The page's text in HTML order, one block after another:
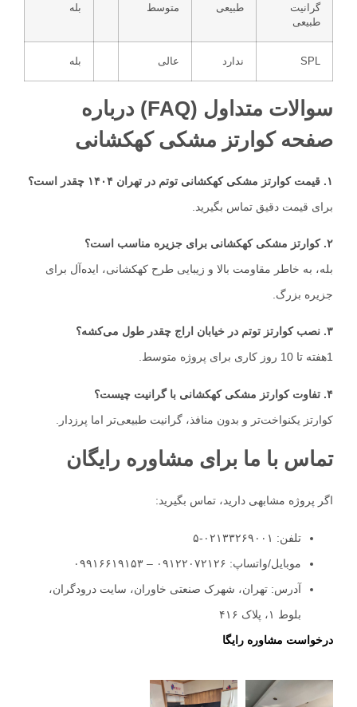
گرانیت
طبیعی
طبیعی متوسط بله
SPL ندارد عالی بله
سوالات متداول (FAQ) درباره
صفحه کوارتز مشکی کهکشانی
۱. قیمت کوارتز مشکی کهکشانی توتم در تهران ۱۴۰۴ چقدر است؟
برای قیمت دقیق تماس بگیرید.
۲. کوارتز مشکی کهکشانی برای جزیره مناسب است؟
بله، به خاطر مقاومت بالا و زیبایی طرح کهکشانی، ایده‌آل برای
جزیره بزرگ.
۳. نصب کوارتز توتم در خیابان اراج چقدر طول می‌کشه؟
1هفته تا 10 روز کاری برای پروژه متوسط.
۴. تفاوت کوارتز مشکی کهکشانی با گرانیت چیست؟
کوارتز یکنواخت‌تر و بدون منافذ، گرانیت طبیعی‌تر اما پرزدار.
تماس با ما برای مشاوره رایگان
اگر پروژه مشابهی دارید، تماس بگیرید:
تلفن: ۰۲۱۳۳۲۶۹۰۰۱-۵
موبایل/واتساپ: ۰۹۱۲۲۰۷۲۱۲۶ – ۰۹۹۱۶۶۱۹۱۵۳
آدرس: تهران، شهرک صنعتی خاوران، سایت درودگران،
بلوط ۱، پلاک ۴۱۶
درخواست مشاوره رایگا